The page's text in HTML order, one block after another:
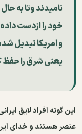
نامیدند وتا به
خود را ازدست
و امریکا تبدیل
یعنی شرق را حفظ
این گونه افراد لایق
عنصر هستند و خدای